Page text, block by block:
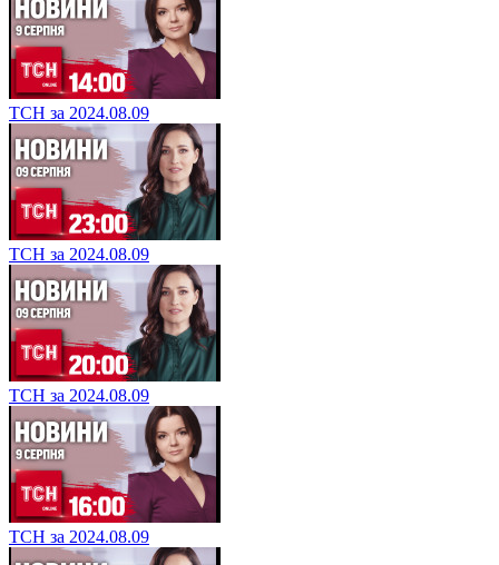
ТСН за 2024.08.09
ТСН за 2024.08.09
ТСН за 2024.08.09
ТСН за 2024.08.09